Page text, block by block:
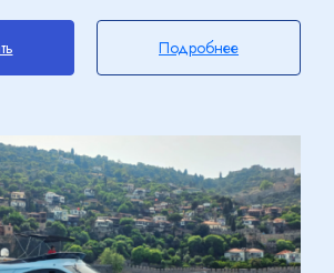
Подробнее
1
/ Telegram / WhatsApp
Забронировать